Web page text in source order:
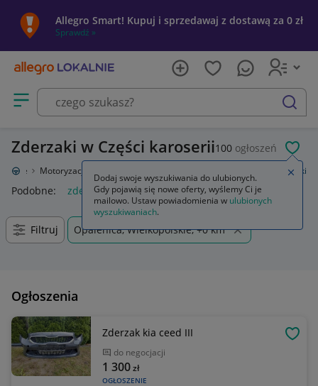
Allegro Smart! Kupuj i sprzedawaj z dostawą za 0 zł
Sprawdź »
Otwórz menu z kategoriami
szukaj
Zderzaki w Części karoserii100 ogłoszeń
Motoryzacja Zderzaki
Podobne: zderzak bmw e90 lci m pakiet zderzak zderzaki
Filtruj Opalenica, Wielkopolskie, +0 km
Ogłoszenia
Zderzak kia ceed III
do negocjacji
OGŁOSZENIE
1 300zł
Dodaj swoje wyszukiwania do ulubionych.
Gdy pojawią się nowe oferty, wyślemy Ci je
mailowo. Ustaw powiadomienia w ulubionych
wyszukiwaniach.